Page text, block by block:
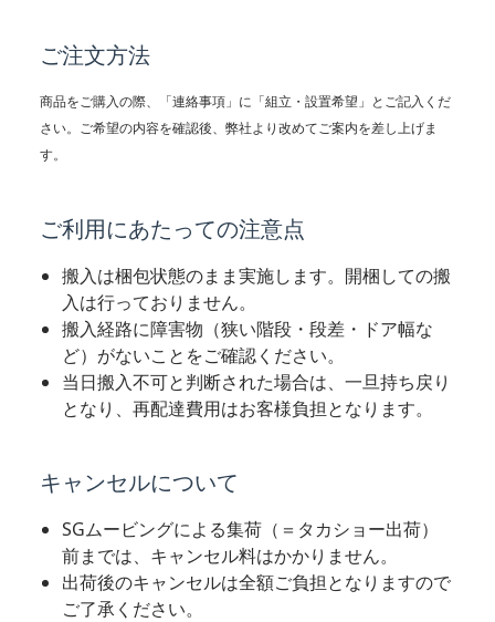
ご注文方法
商品をご購入の際、「連絡事項」に「組立・設置希望」とご記入くだ
さい。ご希望の内容を確認後、弊社より改めてご案内を差し上げま
す。
ご利用にあたっての注意点
搬入は梱包状態のまま実施します。開梱しての搬
入は行っておりません。
搬入経路に障害物（狭い階段・段差・ドア幅な
ど）がないことをご確認ください。
当日搬入不可と判断された場合は、一旦持ち戻り
となり、再配達費用はお客様負担となります。
キャンセルについて
SGムービングによる集荷（＝タカショー出荷）
前までは、キャンセル料はかかりません。
出荷後のキャンセルは全額ご負担となりますので
ご了承ください。